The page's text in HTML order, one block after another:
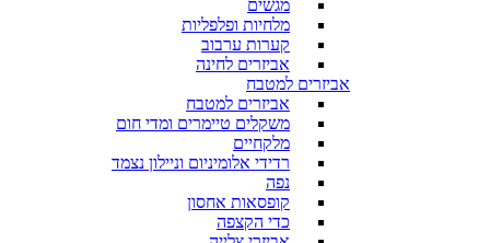
מגשים
מלחיות ופלפליות
קערות ערבוב
אביזרים לחינה
אביזרים למטבח
אביזרים למטבח
משקלים טיימרים ומדי חום
מלקחיים
רדידי אלומיניום וניילון נצמד
נפה
קופסאות אחסון
כדי הקצפה